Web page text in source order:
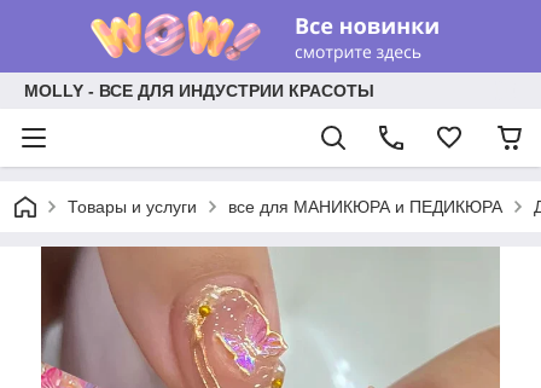
MOLLY - ВСЕ ДЛЯ ИНДУСТРИИ КРАСОТЫ
Товары и услуги все для МАНИКЮРА и ПЕДИКЮРА